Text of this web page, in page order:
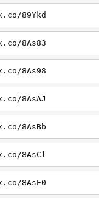
89Ykd
8As83
8As98
8AsAJ
8AsBb
8AsCl
8AsE0